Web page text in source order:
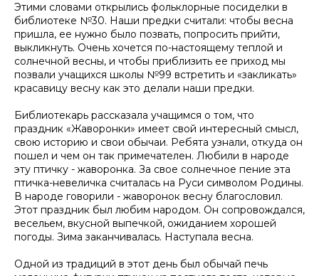
Этими словами открылись фольклорные посиделки в
библиотеке №30. Наши предки считали: чтобы весна
пришла, ее нужно было позвать, попросить прийти,
выкликнуть. Очень хочется по-настоящему теплой и
солнечной весны, и чтобы приблизить ее приход мы
позвали учащихся школы №99 встретить и «закликать»
красавицу весну как это делали наши предки.
Библиотекарь рассказала учащимся о том, что
праздник «Жаворонки» имеет свой интересный смысл,
свою историю и свои обычаи. Ребята узнали, откуда он
пошел и чем он так примечателен. Любили в народе
эту птичку - жаворонка. За свое солнечное пение эта
птичка-невеличка считалась на Руси символом Родины.
В народе говорили - жаворонок весну благословил.
Этот праздник был любим народом. Он сопровождался,
весельем, вкусной выпечкой, ожиданием хорошей
погоды. Зима заканчивалась. Наступала весна.
Одной из традиций в этот день был обычай печь